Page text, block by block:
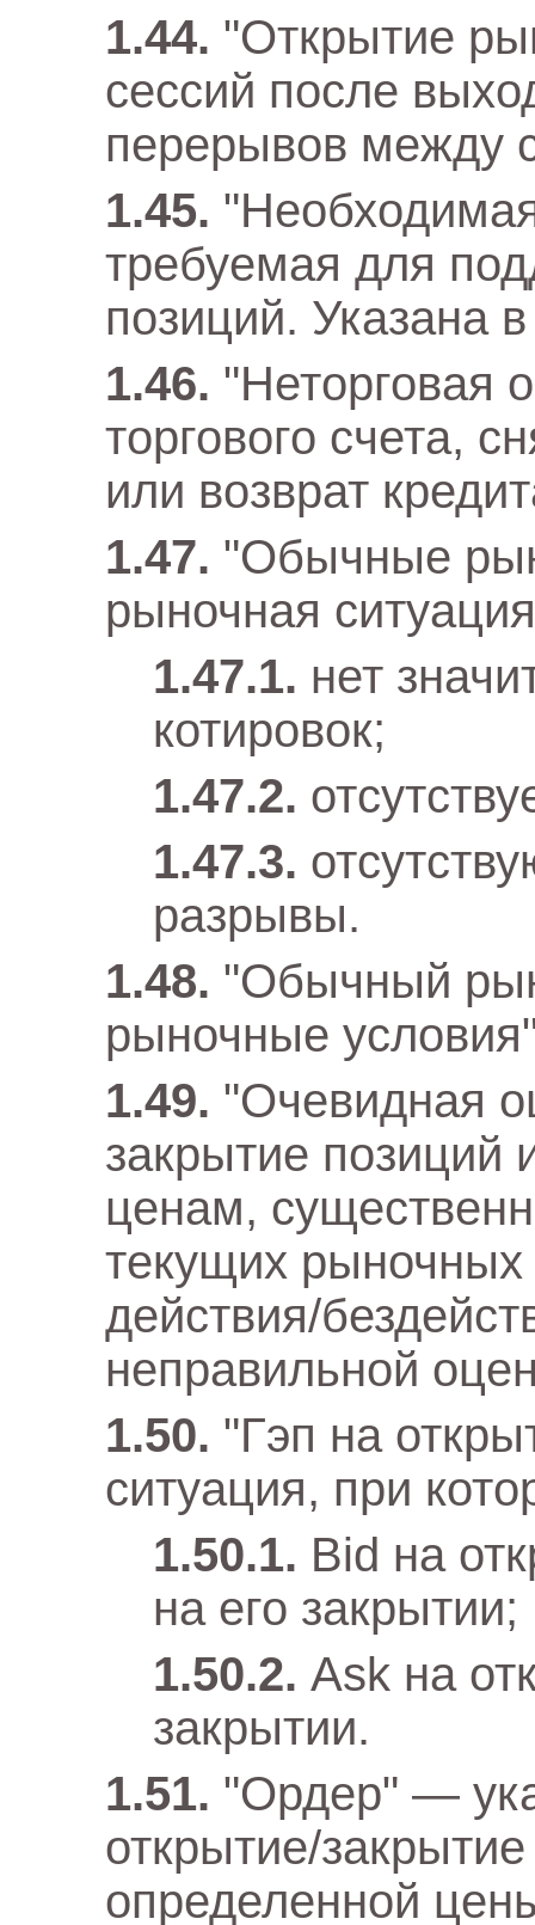
"Открытие
сессий после
перерывов между
требуемая для
позиций. Указана
"Неторговая
торгового счета,
или возврат
"Обычные
рыночная
нет
котировок;
разрывы.
"Обычный
рыночные
"Очевидная
закрытие позиций
ценам,
текущих рыночных
действия/
неправильной
"Гэп на
ситуация, при
Bid на
на его закрытии;
Ask на
закрытии.
"Ордер" —
открытие/
определенной